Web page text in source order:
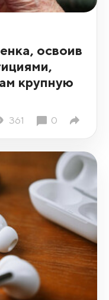
освоив
крупную
361 0